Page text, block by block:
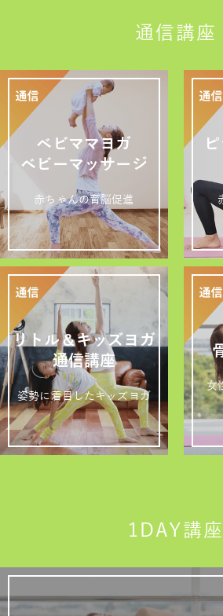
通信講座
ベビママヨガ
ベビーマッサージ
赤ちゃんの育脳促進
リトル＆キッズヨガ
通信講座
姿勢に着目したキッズヨガ
女
1DAY講座